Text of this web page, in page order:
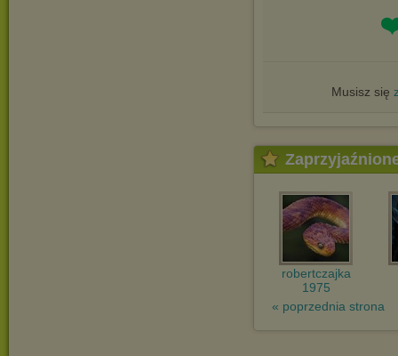
Musisz się
robertczajka
1975
« poprzednia strona